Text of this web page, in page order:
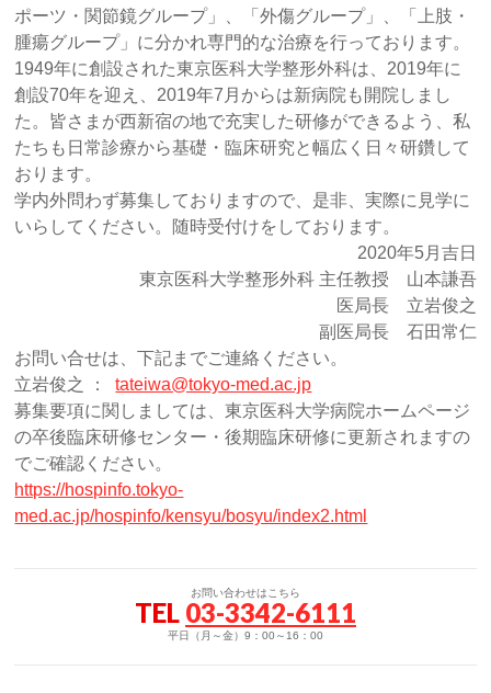
ポーツ・関節鏡グループ」、「外傷グループ」、「上肢・
腫瘍グループ」に分かれ専門的な治療を行っております。
1949年に創設された東京医科大学整形外科は、2019年に
創設70年を迎え、2019年7月からは新病院も開院しまし
た。皆さまが西新宿の地で充実した研修ができるよう、私
たちも日常診療から基礎・臨床研究と幅広く日々研鑽して
おります。
学内外問わず募集しておりますので、是非、実際に見学に
いらしてください。随時受付けをしております。
2020年5月吉日
東京医科大学整形外科 主任教授 山本謙吾
医局長 立岩俊之
副医局長 石田常仁
お問い合せは、下記までご連絡ください。
立岩俊之 ：tateiwa@tokyo-med.ac.jp
募集要項に関しましては、東京医科大学病院ホームページ
の卒後臨床研修センター・後期臨床研修に更新されますの
でご確認ください。
https://hospinfo.tokyo-
med.ac.jp/hospinfo/kensyu/bosyu/index2.html
お問い合わせはこちら
TEL 03-3342-6111
平日（月～金）9：00～16：00